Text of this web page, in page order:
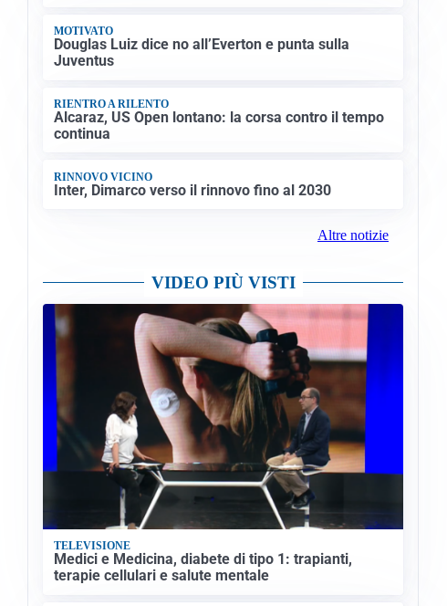
MOTIVATO
Douglas Luiz dice no all’Everton e punta sulla
Juventus
RIENTRO A RILENTO
Alcaraz, US Open lontano: la corsa contro il tempo
continua
RINNOVO VICINO
Inter, Dimarco verso il rinnovo fino al 2030
Altre notizie
VIDEO PIÙ VISTI
TELEVISIONE
Medici e Medicina, diabete di tipo 1: trapianti,
terapie cellulari e salute mentale